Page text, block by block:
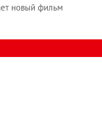
новый фильм